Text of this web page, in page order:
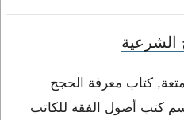
كتاب معرفة الحجج
كتب أصول الفقه للكاتب